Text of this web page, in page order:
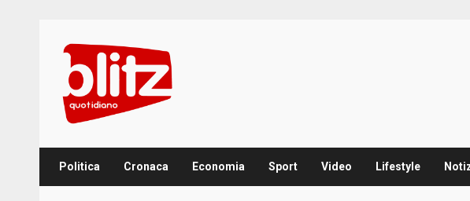
content
Politica Cronaca Economia Sport Video Lifestyle